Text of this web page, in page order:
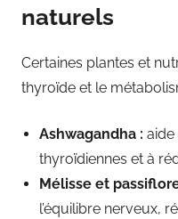
naturels
Certaines plantes et
thyroïde et le
Ashwagandha : aide
thyroïdiennes et à
Mélisse et
l’équilibre nerveux,